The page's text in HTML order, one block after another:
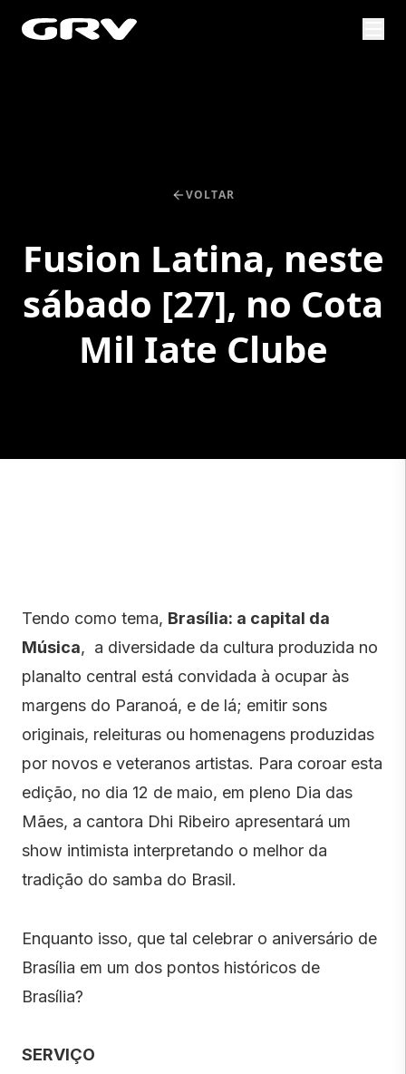
VOLTAR
Fusion Latina, neste
sábado [27], no Cota
Mil Iate Clube
Tendo como tema, Brasília: a capital da
Música, a diversidade da cultura produzida no
planalto central está convidada à ocupar às
margens do Paranoá, e de lá; emitir sons
originais, releituras ou homenagens produzidas
por novos e veteranos artistas. Para coroar esta
edição, no dia 12 de maio, em pleno Dia das
Mães, a cantora Dhi Ribeiro apresentará um
show intimista interpretando o melhor da
tradição do samba do Brasil.
Enquanto isso, que tal celebrar o aniversário de
Brasília em um dos pontos históricos de
Brasília?
SERVIÇO